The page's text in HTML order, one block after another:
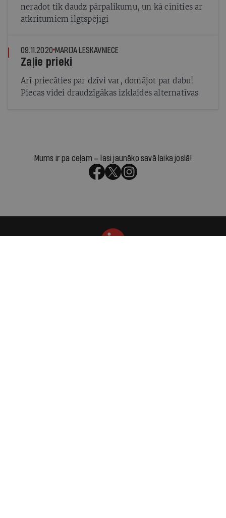
neradot tik daudz pārpalikumu, un kā cīnīties ar
atkritumiem ilgtspējīgi
09.11.2020 MARIJA LESKAVNIECE
Zaļie prieki
Arī priecāties par dzīvi var, domājot par dabu!
Piecas videi draudzīgākas izklaides alternatīvas
Mums ir pa ceļam — lasi jaunāko savā laika joslā!